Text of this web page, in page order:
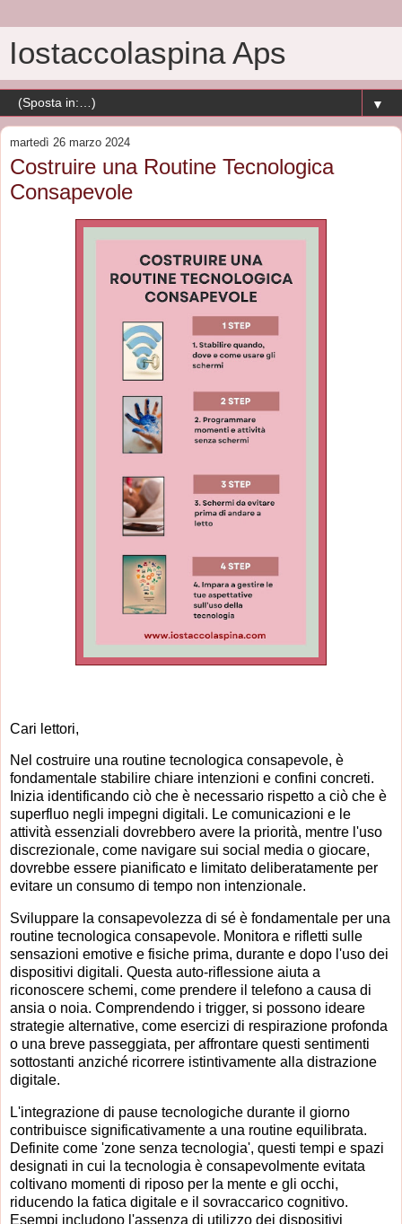
Iostaccolaspina Aps
▼
martedì 26 marzo 2024
Costruire una Routine Tecnologica
Consapevole
Cari lettori,
Nel costruire una routine tecnologica consapevole, è
fondamentale stabilire chiare intenzioni e confini concreti.
Inizia identificando ciò che è necessario rispetto a ciò che è
superfluo negli impegni digitali. Le comunicazioni e le
attività essenziali dovrebbero avere la priorità, mentre l'uso
discrezionale, come navigare sui social media o giocare,
dovrebbe essere pianificato e limitato deliberatamente per
evitare un consumo di tempo non intenzionale.
Sviluppare la consapevolezza di sé è fondamentale per una
routine tecnologica consapevole. Monitora e rifletti sulle
sensazioni emotive e fisiche prima, durante e dopo l'uso dei
dispositivi digitali. Questa auto-riflessione aiuta a
riconoscere schemi, come prendere il telefono a causa di
ansia o noia. Comprendendo i trigger, si possono ideare
strategie alternative, come esercizi di respirazione profonda
o una breve passeggiata, per affrontare questi sentimenti
sottostanti anziché ricorrere istintivamente alla distrazione
digitale.
L'integrazione di pause tecnologiche durante il giorno
contribuisce significativamente a una routine equilibrata.
Definite come 'zone senza tecnologia', questi tempi e spazi
designati in cui la tecnologia è consapevolmente evitata
coltivano momenti di riposo per la mente e gli occhi,
riducendo la fatica digitale e il sovraccarico cognitivo.
Esempi includono l'assenza di utilizzo dei dispositivi